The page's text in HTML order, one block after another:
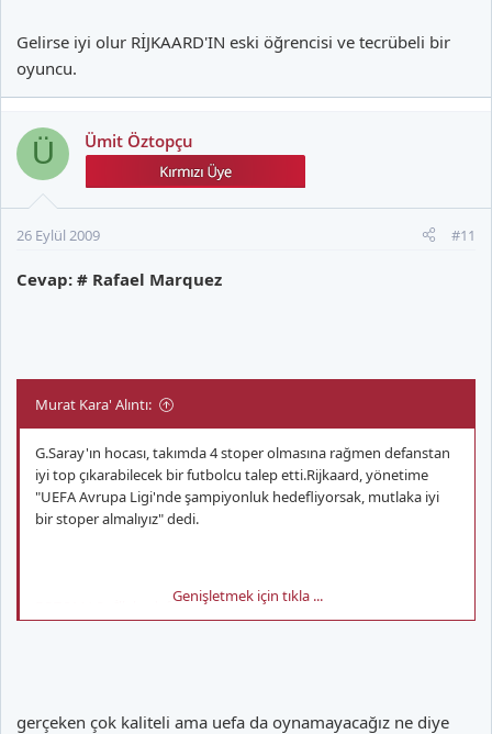
Gelirse iyi olur RİJKAARD'IN eski öğrencisi ve tecrübeli bir
oyuncu.
Ü Ümit Öztopçu
26 Eylül 2009 #11
Cevap: # Rafael Marquez
Murat Kara' Alıntı:
G.Saray'ın hocası, takımda 4 stoper olmasına rağmen defanstan
iyi top çıkarabilecek bir futbolcu talep etti.Rijkaard, yönetime
"UEFA Avrupa Ligi'nde şampiyonluk hedefliyorsak, mutlaka iyi
bir stoper almalıyız" dedi.
FOTOMAÇ - İlk hedef Marquez
Genişletmek için tıkla ...
gerçeken çok kaliteli ama uefa da oynamayacağız ne diye